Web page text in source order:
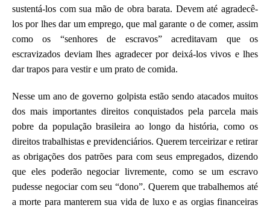
sustentá-los com sua mão de obra barata. Devem até agradecê-
los por lhes dar um emprego, que mal garante o de comer, assim
como os “senhores de escravos” acreditavam que os
escravizados deviam lhes agradecer por deixá-los vivos e lhes
dar trapos para vestir e um prato de comida.
Nesse um ano de governo golpista estão sendo atacados muitos
dos mais importantes direitos conquistados pela parcela mais
pobre da população brasileira ao longo da história, como os
direitos trabalhistas e previdenciários. Querem terceirizar e retirar
as obrigações dos patrões para com seus empregados, dizendo
que eles poderão negociar livremente, como se um escravo
pudesse negociar com seu “dono”. Querem que trabalhemos até
a morte para manterem sua vida de luxo e as orgias financeiras